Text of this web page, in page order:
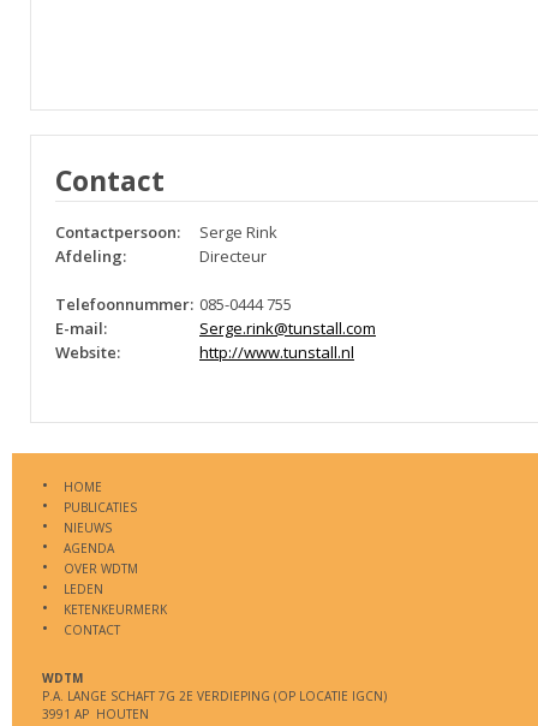
Contact
Contactpersoon:
Serge Rink
Afdeling:
Directeur
Telefoonnummer: 085-0444 755
E-mail:
Serge.rink@tunstall.com
Website:
http://www.tunstall.nl
HOME
PUBLICATIES
NIEUWS
AGENDA
OVER WDTM
LEDEN
KETENKEURMERK
CONTACT
WDTM
P.A. LANGE SCHAFT 7G 2E VERDIEPING (OP LOCATIE IGCN)
3991 AP HOUTEN